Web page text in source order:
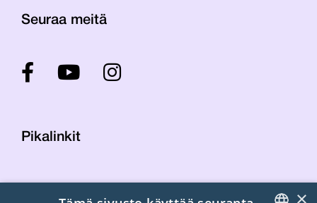
Seuraa meitä
Pikalinkit
×